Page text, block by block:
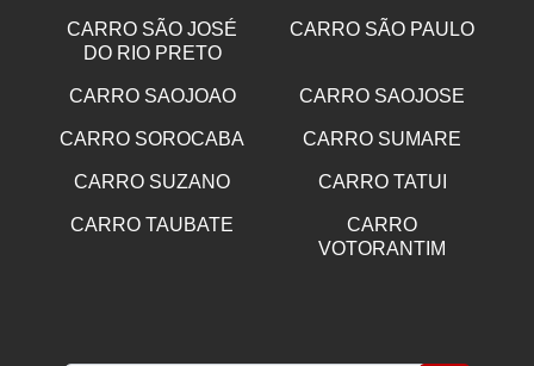
CARRO SÃO JOSÉ
DO RIO PRETO
CARRO SÃO PAULO
CARRO SAOJOAO CARRO SAOJOSE
CARRO SOROCABA CARRO SUMARE
CARRO SUZANO CARRO TATUI
CARRO TAUBATE
CARRO
VOTORANTIM